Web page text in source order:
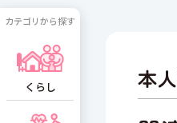
本
カテゴリから探す
くらし